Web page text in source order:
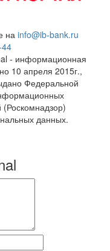
на info@ib-bank.ru
- информационная
10 апреля 2015г.,
Федеральной
данных.